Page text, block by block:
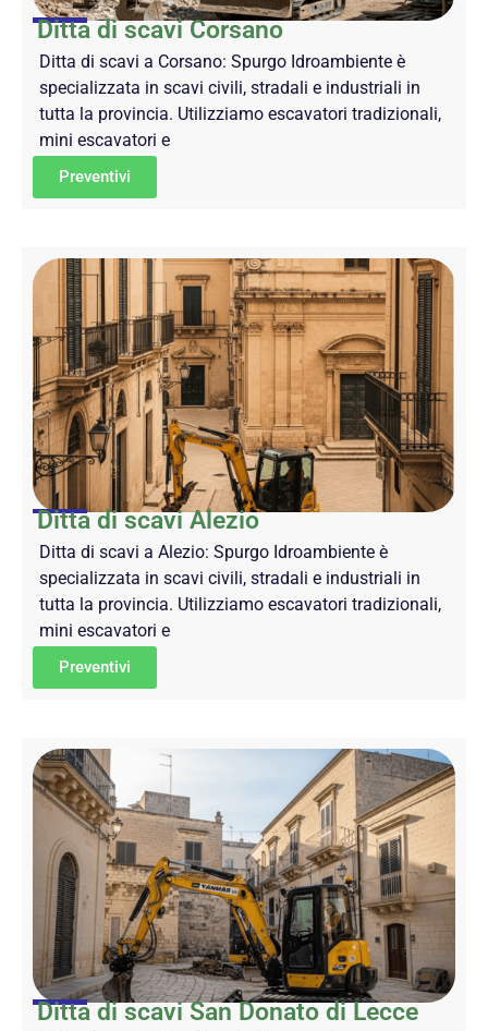
Ditta di scavi Corsano
Ditta di scavi a Corsano: Spurgo Idroambiente è
specializzata in scavi civili, stradali e industriali in
tutta la provincia. Utilizziamo escavatori tradizionali,
mini escavatori e
Preventivi
Ditta di scavi Alezio
Ditta di scavi a Alezio: Spurgo Idroambiente è
specializzata in scavi civili, stradali e industriali in
tutta la provincia. Utilizziamo escavatori tradizionali,
mini escavatori e
Preventivi
Ditta di scavi San Donato di Lecce